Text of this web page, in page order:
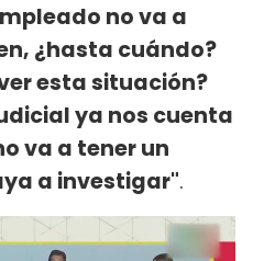
no va a
¿hasta cuándo?
esta situación?
ya nos cuenta
va a tener un
a investigar".